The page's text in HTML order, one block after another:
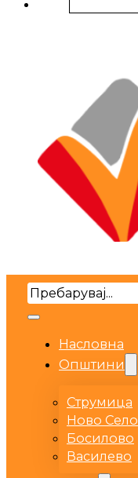
Search
Насловна
Општини
Струмица
Ново Село
Босилово
Василево